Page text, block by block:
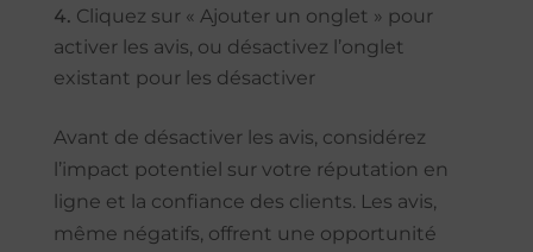
Cliquez sur « Ajouter un onglet » pour
activer les avis, ou désactivez l’onglet
existant pour les désactiver
Avant de désactiver les avis, considérez
l’impact potentiel sur votre réputation en
ligne et la confiance des clients. Les avis,
même négatifs, offrent une opportunité